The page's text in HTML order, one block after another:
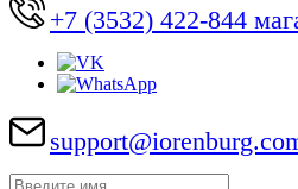
+7 (3532) 422-844